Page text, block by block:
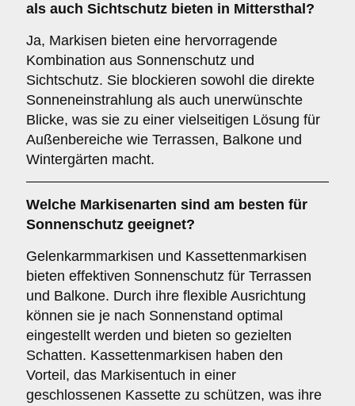
als auch Sichtschutz bieten in Mittersthal?
Ja, Markisen bieten eine hervorragende
Kombination aus Sonnenschutz und
Sichtschutz. Sie blockieren sowohl die direkte
Sonneneinstrahlung als auch unerwünschte
Blicke, was sie zu einer vielseitigen Lösung für
Außenbereiche wie Terrassen, Balkone und
Wintergärten macht.
Welche Markisenarten sind am besten für
Sonnenschutz geeignet?
Gelenkarmmarkisen und Kassettenmarkisen
bieten effektiven Sonnenschutz für Terrassen
und Balkone. Durch ihre flexible Ausrichtung
können sie je nach Sonnenstand optimal
eingestellt werden und bieten so gezielten
Schatten. Kassettenmarkisen haben den
Vorteil, das Markisentuch in einer
geschlossenen Kassette zu schützen, was ihre